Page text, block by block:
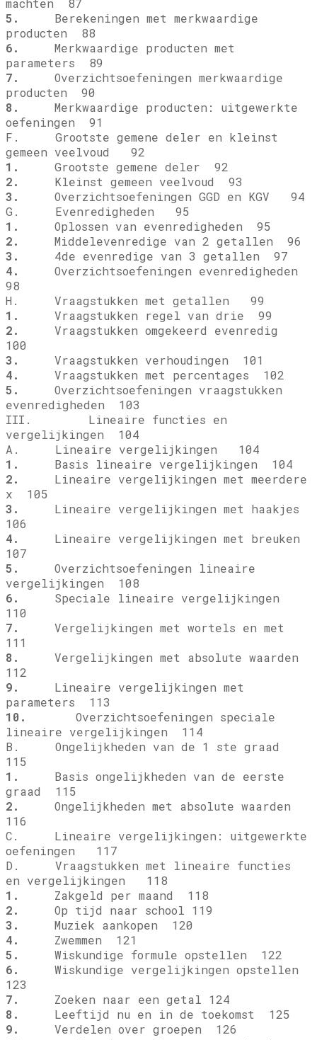
machten 87
5.
Berekeningen met merkwaardige
producten 88
6.
Merkwaardige producten met
parameters 89
7.
Overzichtsoefeningen merkwaardige
producten 90
8.
Merkwaardige producten: uitgewerkte
oefeningen 91
F. Grootste gemene deler en kleinst
gemeen veelvoud 92
1.
Grootste gemene deler 92
2.
Kleinst gemeen veelvoud 93
3.
Overzichtsoefeningen GGD en KGV 94
G. Evenredigheden 95
1.
Oplossen van evenredigheden 95
2.
Middelevenredige van 2 getallen 96
3.
4de evenredige van 3 getallen 97
4.
Overzichtsoefeningen evenredigheden
98
H. Vraagstukken met getallen 99
1.
Vraagstukken regel van drie 99
2.
Vraagstukken omgekeerd evenredig
100
3.
Vraagstukken verhoudingen 101
4.
Vraagstukken met percentages 102
5.
Overzichtsoefeningen vraagstukken
evenredigheden 103
III. Lineaire functies en
vergelijkingen 104
A. Lineaire vergelijkingen 104
1.
Basis lineaire vergelijkingen 104
2.
Lineaire vergelijkingen met meerdere
x 105
3.
Lineaire vergelijkingen met haakjes
106
4.
Lineaire vergelijkingen met breuken
107
5.
Overzichtsoefeningen lineaire
vergelijkingen 108
6.
Speciale lineaire vergelijkingen
110
7.
Vergelijkingen met wortels en met
111
8.
Vergelijkingen met absolute waarden
112
9.
Lineaire vergelijkingen met
parameters 113
10.
Overzichtsoefeningen speciale
lineaire vergelijkingen 114
B. Ongelijkheden van de 1 ste graad
115
1.
Basis ongelijkheden van de eerste
graad 115
2.
Ongelijkheden met absolute waarden
116
C. Lineaire vergelijkingen: uitgewerkte
oefeningen 117
D. Vraagstukken met lineaire functies
en vergelijkingen 118
1.
Zakgeld per maand 118
2.
Op tijd naar school 119
3.
Muziek aankopen 120
4.
Zwemmen 121
5.
Wiskundige formule opstellen 122
6.
Wiskundige vergelijkingen opstellen
123
7.
Zoeken naar een getal 124
8.
Leeftijd nu en in de toekomst 125
9.
Verdelen over groepen 126